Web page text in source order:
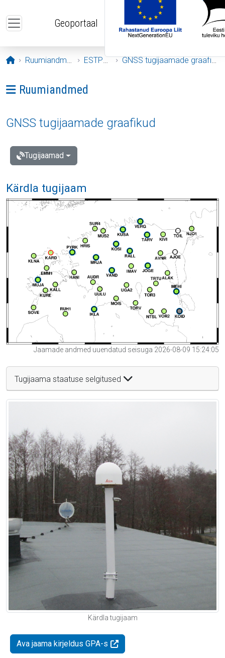
Geoportaal
Avaleht
Ruumiandmed ESTPOS GNSS tugijaamade graafikud
Ava menüü: Ruumiandmed
Ruumiandmed
GNSS tugijaamade graafikud
Tugijaamad
Kärdla tugijaam
Jaamade andmed uuendatud seisuga 2026-08-09 15:24:05
Tugijaama staatuse selgitused
Kärdla tugijaam
Ava jaama kirjeldus GPA-s